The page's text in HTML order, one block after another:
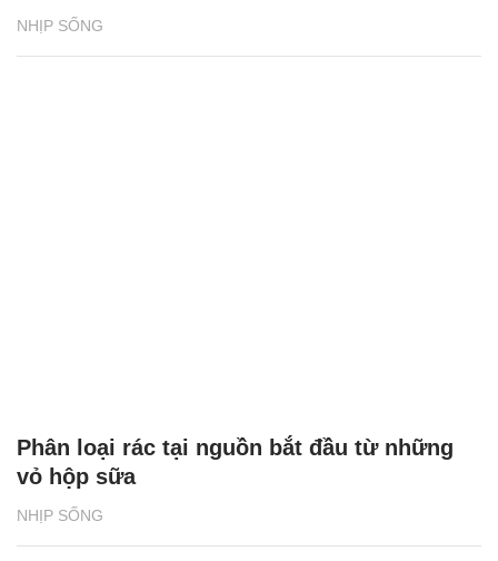
NHỊP SỐNG
NHỊP SỐNG
Phân loại rác tại nguồn bắt đầu từ những
vỏ hộp sữa